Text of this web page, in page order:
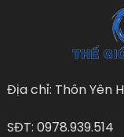
Địa chỉ: Thôn Yên
SĐT: 0978.939.514